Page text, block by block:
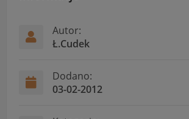
Autor:
Ł.Cudek
Dodano:
03-02-2012